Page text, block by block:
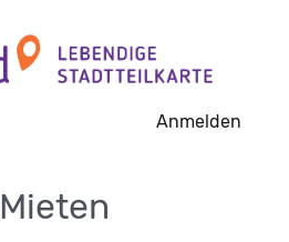
Anmelden
Mieten